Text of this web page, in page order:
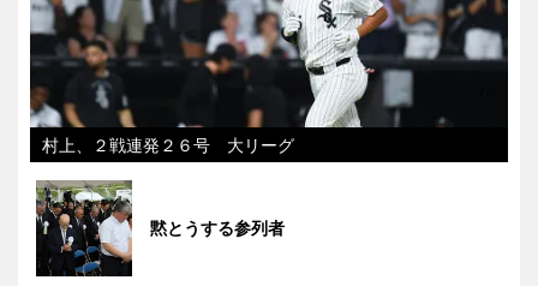
村上、２戦連発２６号 大リーグ
黙とうする参列者